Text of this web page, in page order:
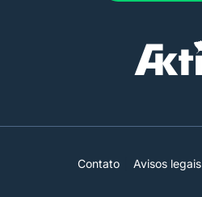
Contato Avisos legais